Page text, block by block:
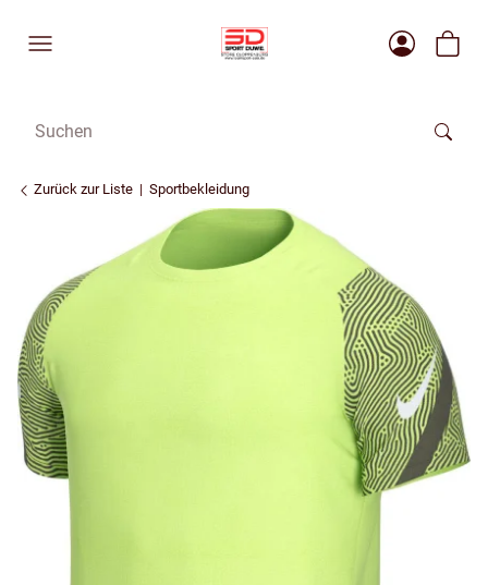
Zurück zur Liste Sportbekleidung